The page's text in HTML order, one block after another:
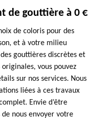
de gouttière à 0 €
de coloris pour des
et à votre milieu
gouttières discrètes et
vous pouvez
sur nos services. Nous
liées à ces travaux
Envie d’être
de nous envoyer votre